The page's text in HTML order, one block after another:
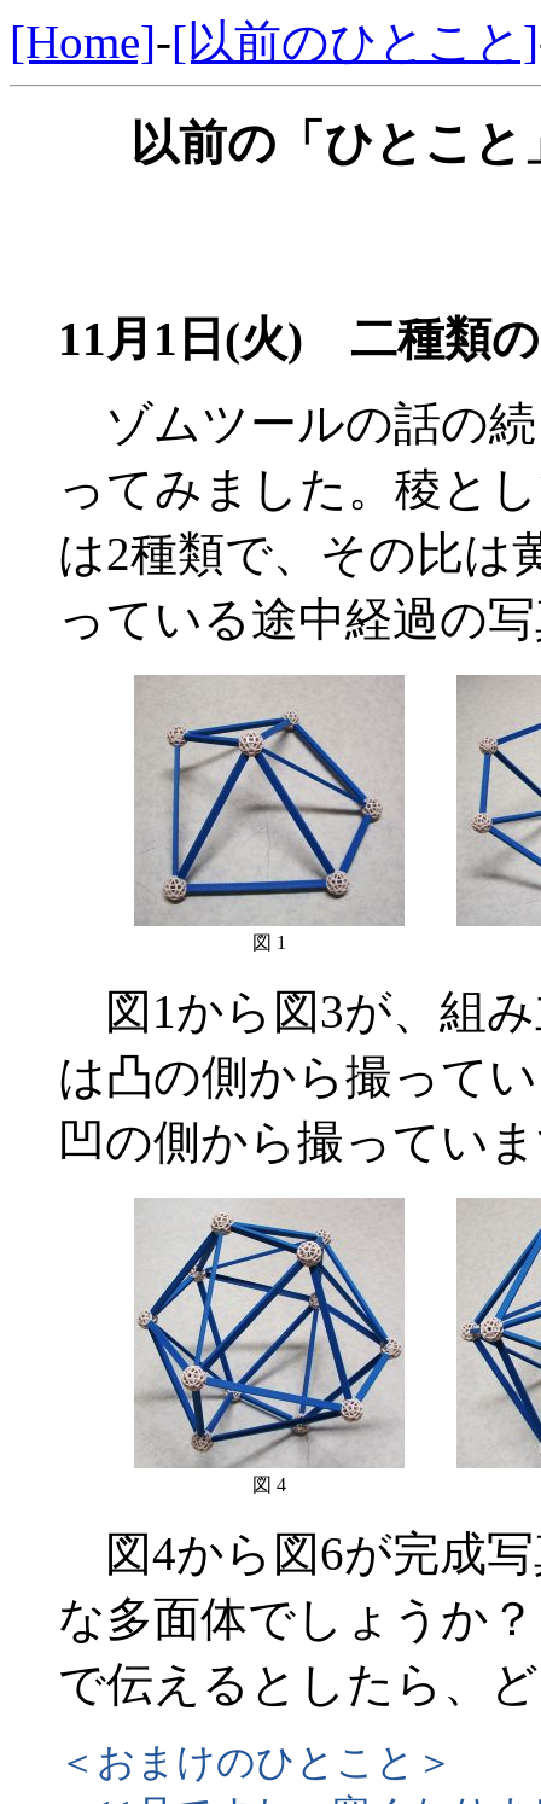
[Home]-[以前のひとこと]
以前の「ひとこ
11月1日(火) 二種類
ゾムツールの話の
ってみました。稜と
は2種類で、その比は
っている途中経過の
図 1
図1から図3が、組
は凸の側から撮って
凹の側から撮ってい
図 4
図4から図6が完成
な多面体でしょうか
で伝えるとしたら、
＜おまけのひとこと＞